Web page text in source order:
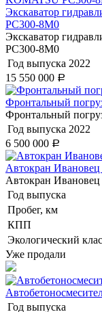
Экскаватор
PC300-8M0
Экскаватор
PC300-8M0
Год выпуска 2022
15 550 000 Р
Фронтальный
Фронтальный
Год выпуска 2022
6 500 000 Р
Автокран
Автокран
Год выпуска
Пробег, км
КПП
Экологический
Уже продали
Год выпуска